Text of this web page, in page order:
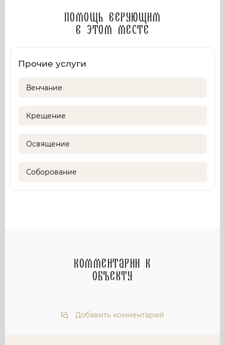
Помощь верующим
в этом месте
Прочие услуги
Венчание
Крещение
Освящение
Соборование
Комментарии к
объекту
Добавить комментарий